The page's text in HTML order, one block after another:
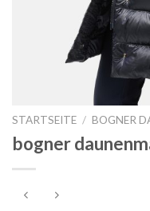
STARTSEITE / BOGNER
bogner